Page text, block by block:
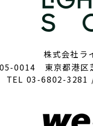
株式会社ラ
0014 東京都港区
TEL 03-6802-3281